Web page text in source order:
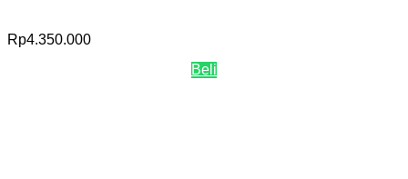
Rp4.350.000
Beli